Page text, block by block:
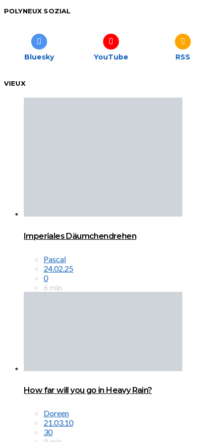
POLYNEUX SOZIAL
Bluesky YouTube RSS
VIEUX
Imperiales Däumchendrehen
Pascal
24.02.25
0
6 min
How far will you go in Heavy Rain?
Doreen
21.03.10
30